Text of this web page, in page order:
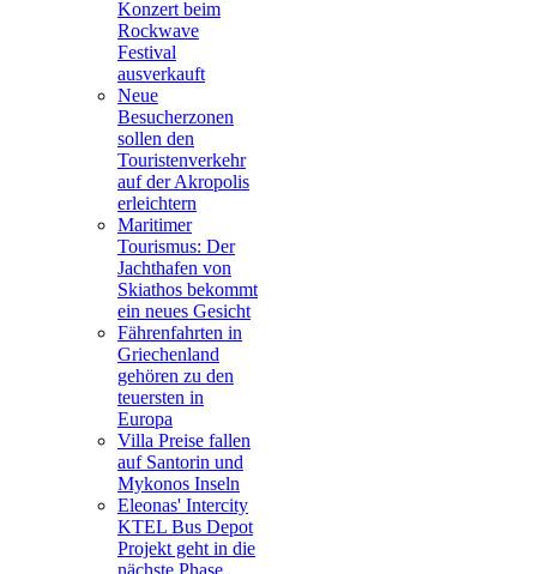
Konzert beim
Rockwave
Festival
ausverkauft
Neue
Besucherzonen
sollen den
Touristenverkehr
auf der Akropolis
erleichtern
Maritimer
Tourismus: Der
Jachthafen von
Skiathos bekommt
ein neues Gesicht
Fährenfahrten in
Griechenland
gehören zu den
teuersten in
Europa
Villa Preise fallen
auf Santorin und
Mykonos Inseln
Eleonas' Intercity
KTEL Bus Depot
Projekt geht in die
nächste Phase